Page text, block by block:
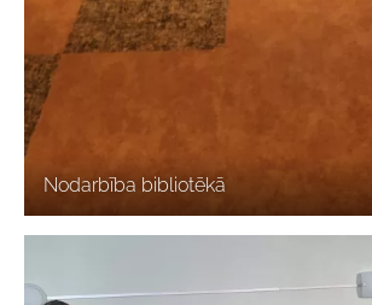
Nodarbība bibliotēkā